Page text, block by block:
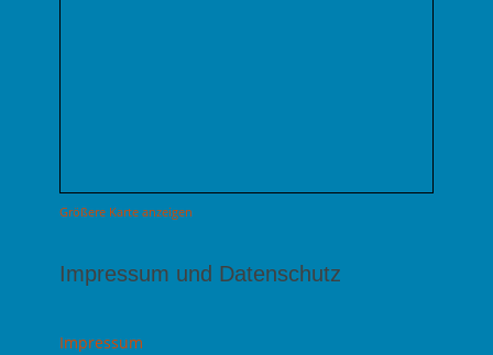
Größere Karte anzeigen
Impressum und Datenschutz
Impressum